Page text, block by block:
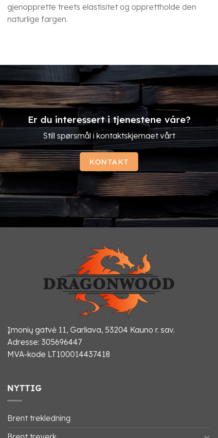
gjenopprette treets elastisitet og opprettholde den
naturlige fargen.
Er du interessert i tjenestene våre?
Still spørsmål i kontaktskjemaet vårt
KONTAKT
Įmonių gatvė 11, Garliava, 53204 Kauno r. sav.
Adresse: 305696447
MVA-kode LT100014437418
NYTTIG
Brent trekledning